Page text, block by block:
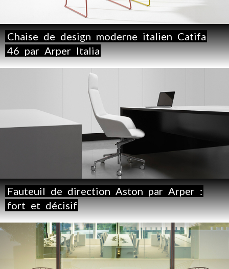
Chaise de design moderne italien Catifa
46 par Arper Italia
Fauteuil de direction Aston par Arper :
fort et décisif